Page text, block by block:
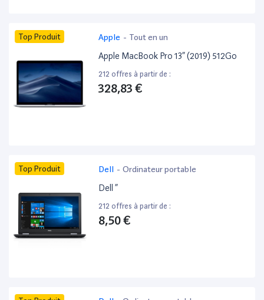
Top Produit Apple - Tout en un
Apple MacBook Pro 13” (2019) 512Go
212 offres à partir de :
328,83 €
Top Produit Dell - Ordinateur portable
Dell ”
212 offres à partir de :
8,50 €